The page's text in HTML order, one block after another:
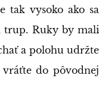
tak vysoko ako sa
trup. Ruky by mali
a polohu udržte
vráťte do pôvodnej